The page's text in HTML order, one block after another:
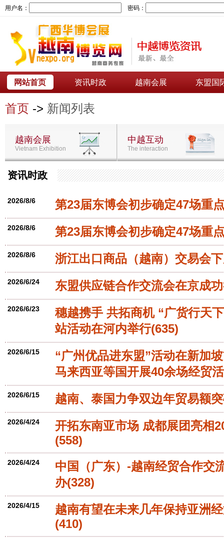
用户名： 密码：
网站首页 资讯时政 越南会展 东盟国
首页 -> 新闻列表
越南会展
Vietnam Exhibition
中越互动
The interaction
资讯时政
2026/8/6 第23届东博会初步确定47场重
2026/8/6 第23届东博会初步确定47场重
2026/8/6 浙江出口商品（越南）交易会
2026/6/24 东盟供应链合作交流会在京成
2026/6/23
穗越携手 共拓商机 “广货行天
站活动在河内举行(635)
2026/6/15
“广州优品进东盟”活动在新加
马来西亚等国开展40余场经贸活
2026/6/15 越南、泰国力争双边年贸易额
2026/4/24
开拓东南亚市场 成都展团亮相
(558)
2026/4/24
中国（广东）-越南经贸合作交
办(328)
2026/4/15
越南有望在未来几年保持亚洲
(410)